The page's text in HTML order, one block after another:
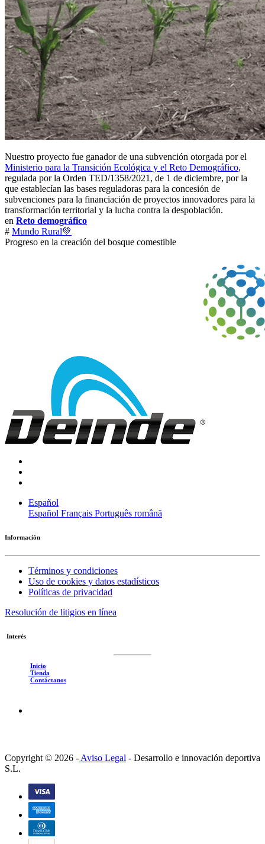
Nuestro proyecto fue ganador de una subvención otorgada por el
Ministerio para la Transición Ecológica y el Reto Demográfico,
regulada por la Orden TED/1358/2021, de 1 de diciembre, por la
que establecían las bases reguladoras para la concesión de
subvenciones para la financiación de proyectos innovadores para la
transformación territorial y la lucha contra la despoblación.
en Reto demográfico
# Mundo Rural💚
Progreso en la creación del bosque comestible
Español
Español Français Português română
Información
Términos y condiciones
Uso de cookies y datos estadísticos
Políticas de privacidad
Resolución de litigios en línea
Interés
Inicio
Tienda
Contáctanos
Copyright © 2026 - Aviso Legal - Desarrollo e innovación deportiva
S.L.